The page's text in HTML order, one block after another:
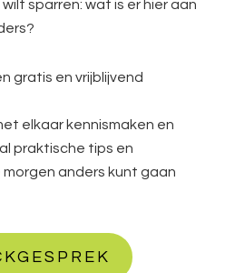
sparren: wat is er hier aan
gratis en vrijblijvend
elkaar kennismaken en
praktische tips en
anders kunt gaan